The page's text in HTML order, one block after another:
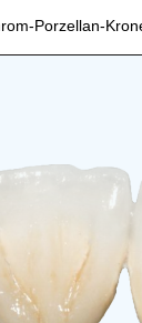
Porzellan-